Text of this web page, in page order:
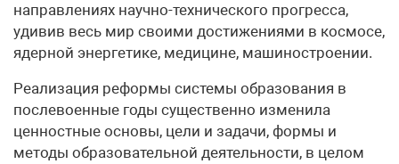
направлениях научно-технического прогресса,
удивив весь мир своими достижениями в космосе,
ядерной энергетике, медицине, машиностроении.
Реализация реформы системы образования в
послевоенные годы существенно изменила
ценностные основы, цели и задачи, формы и
методы образовательной деятельности, в целом